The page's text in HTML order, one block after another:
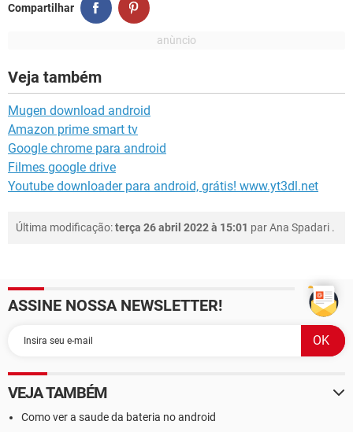
Compartilhar
Veja também
Mugen download android
Amazon prime smart tv
Google chrome para android
Filmes google drive
Youtube downloader para android, grátis! www.yt3dl.net
Última modificação:terça 26 abril 2022 à 15:01 parAna Spadari .
ASSINE NOSSA NEWSLETTER!
VEJA TAMBÉM
Como ver a saude da bateria no android